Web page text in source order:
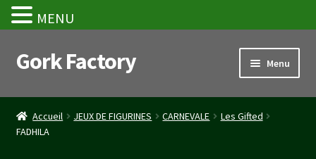
Aller
à
navigation
Aller
au
Gork Factory Menu
Accueil
CGV
Accueil JEUX DE FIGURINES CARNEVALE
Les Gifted
FADHILA
MENU